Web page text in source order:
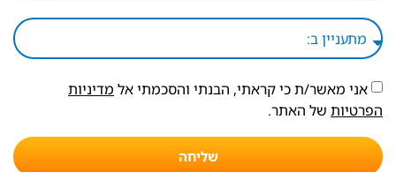
אני מאשר/ת כי קראתי, הבנתי והסכמתי אל מדיניות
הפרטיות של האתר.
שליחה